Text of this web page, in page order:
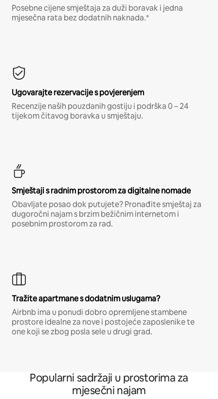
Posebne cijene smještaja za duži boravak i jedna
mjesečna rata bez dodatnih naknada.*
Ugovarajte rezervacije s povjerenjem
Recenzije naših pouzdanih gostiju i podrška 0 – 24
tijekom čitavog boravka u smještaju.
Smještaji s radnim prostorom za digitalne nomade
Obavljate posao dok putujete? Pronađite smještaj za
dugoročni najam s brzim bežičnim internetom i
posebnim prostorom za rad.
Tražite apartmane s dodatnim uslugama?
Airbnb ima u ponudi dobro opremljene stambene
prostore idealne za nove i postojeće zaposlenike te
one koji se zbog posla sele u drugi grad.
Popularni sadržaji u prostorima za
mjesečni najam